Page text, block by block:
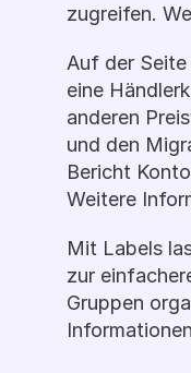
zugreifen.
Auf der Seite
eine
anderen
und den
Bericht
Weitere
Mit Labels
zur
Gruppen
Informationen